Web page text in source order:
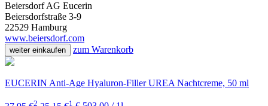
Beiersdorf AG Eucerin
Beiersdorfstraße 3-9
22529 Hamburg
www.beiersdorf.com
weiter einkaufen zum Warenkorb
EUCERIN Anti-Age Hyaluron-Filler UREA Nachtcreme, 50 ml
2 1